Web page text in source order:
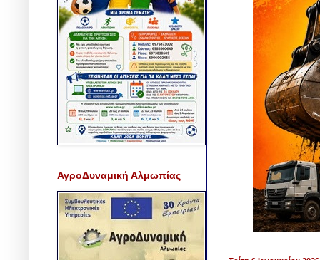
ΑγροΔυναμική Αλμωπίας